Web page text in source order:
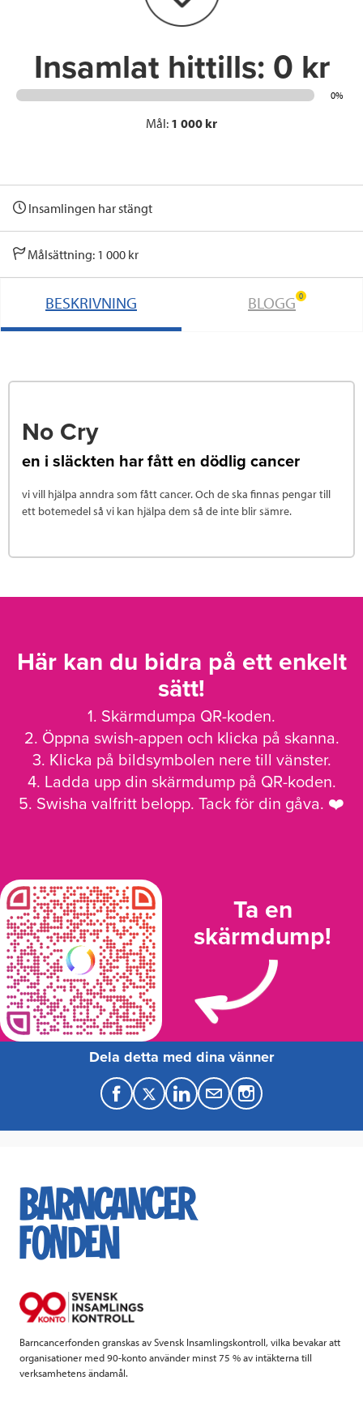
n
Insamlat hittills: 0 kr
0%
Mål: 1 000 kr
Insamlingen har stängt
Målsättning: 1 000 kr
BESKRIVNING BLOGG 0
No Cry
en i släckten har fått en dödlig cancer
vi vill hjälpa anndra som fått cancer. Och de ska finnas pengar till
ett botemedel så vi kan hjälpa dem så de inte blir sämre.
Här kan du bidra på ett enkelt
sätt!
1. Skärmdumpa QR-koden.
2. Öppna swish-appen och klicka på skanna.
3. Klicka på bildsymbolen nere till vänster.
4. Ladda upp din skärmdump på QR-koden.
5. Swisha valfritt belopp. Tack för din gåva. ❤️
Ta en
skärmdump!
Dela detta med dina vänner
F
a
e
b
k
T
w
t
t
L
i
k
e
M
a
Barncancerfonden granskas av Svensk Insamlingskontroll, vilka bevakar att
organisationer med 90-konto använder minst 75 % av intäkterna till
verksamhetens ändamål.